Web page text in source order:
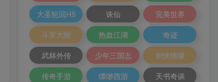
【少女回战优化版】卡牌回合手游Linux服务端+lua加解密工具+GM管理后台+GM授权后台+安卓+架设教程 【极无双2完整版】3D动作ARPG手游Linux服务端+全套源码+本地注册+本地热更+加解密工具+GM授权后台+安卓+架设教程
大圣轮回H5
诛仙
完美世界
斗罗大陆
热血江湖
奇迹
武林外传
少年三国志
剑侠情缘
传奇手游
缥缈西游
天书奇谈